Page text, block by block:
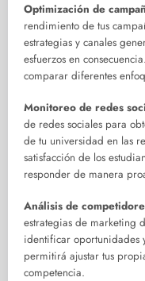
Optimización de
rendimiento de tus
estrategias y canales
esfuerzos en
comparar diferentes
Monitoreo de redes
de redes sociales para
de tu universidad en las
satisfacción de los
responder de manera
Análisis de
estrategias de marketing
identificar oportunidades
permitirá ajustar tus
competencia.